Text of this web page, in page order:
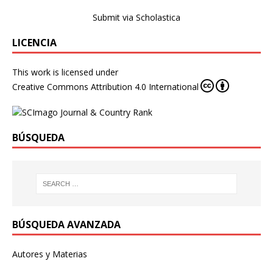
Submit via Scholastica
LICENCIA
This work is licensed under
Creative Commons Attribution 4.0 International
BÚSQUEDA
BÚSQUEDA AVANZADA
Autores y Materias